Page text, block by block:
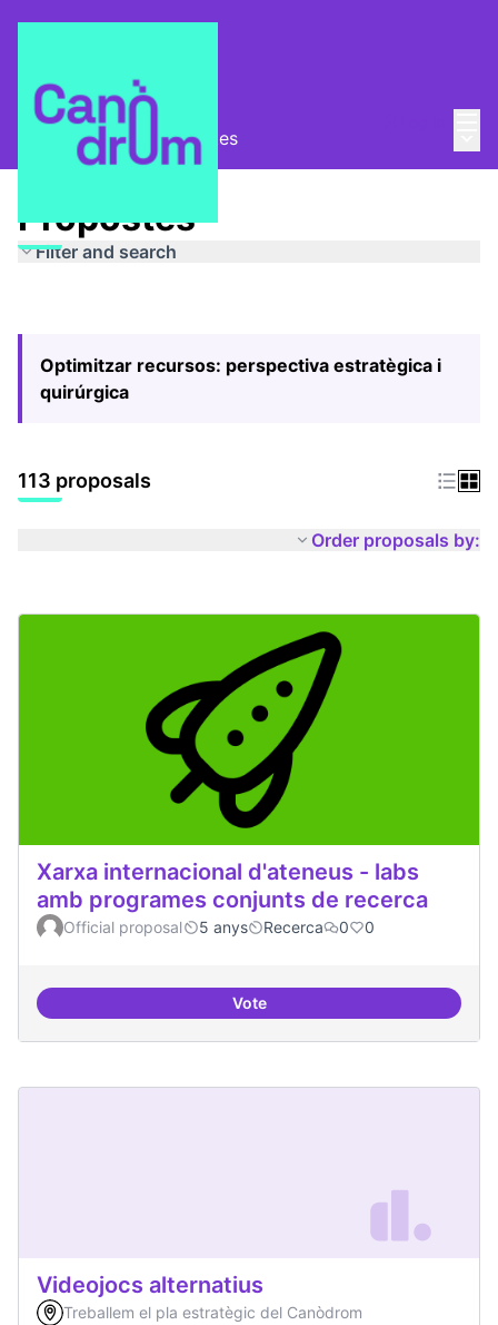
Pla Estratègic Propostes
Propostes
Filter and search
Optimitzar recursos: perspectiva estratègica i
quirúrgica
113 proposals
Order proposals by:
Xarxa internacional d'ateneus - labs
amb programes conjunts de recerca
Official proposal 5 anys Recerca 0 0
VoteXarxa internacional d'ateneus -
Videojocs alternatius
Treballem el pla estratègic del Canòdrom